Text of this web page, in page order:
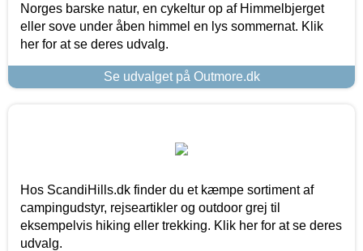
Norges barske natur, en cykeltur op af Himmelbjerget
eller sove under åben himmel en lys sommernat. Klik
her for at se deres udvalg.
Se udvalget på Outmore.dk
Hos ScandiHills.dk finder du et kæmpe sortiment af
campingudstyr, rejseartikler og outdoor grej til
eksempelvis hiking eller trekking. Klik her for at se deres
udvalg.